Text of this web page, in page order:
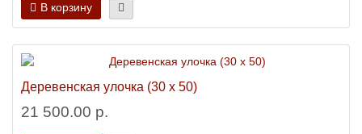
В корзину
Деревенская улочка (30 х 50)
21 500.00 р.